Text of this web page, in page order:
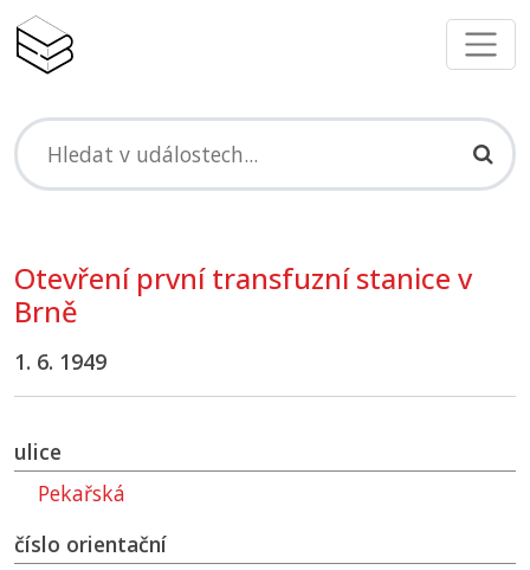
Otevření první transfuzní stanice v
Brně
1. 6. 1949
ulice
Pekařská
číslo orientační